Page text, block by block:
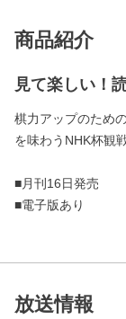
商品紹介
見て楽しい！
棋力アップのため
を味わうNHK杯観
■月刊16日発売
■電子版あり
放送情報